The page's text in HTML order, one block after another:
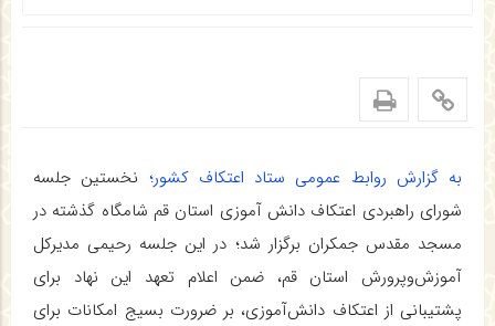
به گزارش روابط عمومی ستاد اعتکاف کشور؛ نخستین جلسه
شورای راهبردی اعتکاف دانش آموزی استان قم شامگاه گذشته در
مسجد مقدس جمکران برگزار شد؛ در این جلسه رحیمی مدیرکل
آموزش‌وپرورش استان قم، ضمن اعلام تعهد این نهاد برای
پشتیبانی از اعتکاف دانش‌آموزی، بر ضرورت بسیج امکانات برای